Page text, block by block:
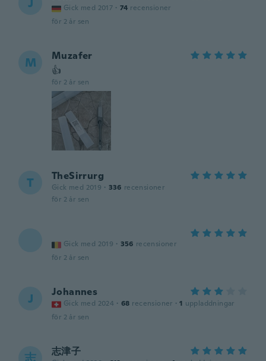
Gick med 2017 · 74 recensioner
för 2 år sen
M
Muzafer
👍
för 2 år sen
T TheSirrurg
Gick med 2019 · 336 recensioner
för 2 år sen
Gick med 2019 · 356 recensioner
för 2 år sen
J Johannes
Gick med 2024 · 68 recensioner · 1 uppladdningar
för 2 år sen
志津子